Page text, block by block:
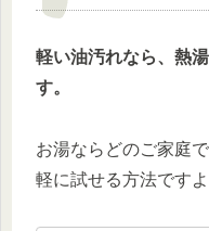
軽い油汚れなら、熱
す。
お湯ならどのご家庭
軽に試せる方法ですよ